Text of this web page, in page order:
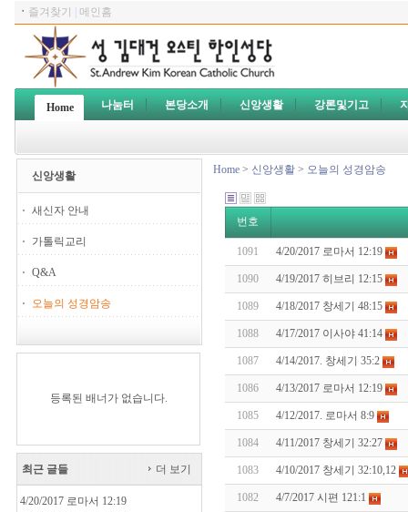
ㆍ 즐겨찾기 메인홈
Home 나눔터 본당소개 신앙생활 강론및기고
신앙생활
새신자 안내
가톨릭교리
Q&A
오늘의 성경암송
등록된 배너가 없습니다.
최근 글들 더 보기
4/20/2017 로마서 12:19
Home > 신앙생활 > 오늘의 성경암송
번호
1091 4/20/2017 로마서 12:19
1090 4/19/2017 히브리 12:15
1089 4/18/2017 창세기 48:15
1088 4/17/2017 이사야 41:14
1087 4/14/2017. 창세기 35:2
1086 4/13/2017 로마서 12:19
1085 4/12/2017. 로마서 8:9
1084 4/11/2017 창세기 32:27
1083 4/10/2017 창세기 32:10,12
1082 4/7/2017 시편 121:1